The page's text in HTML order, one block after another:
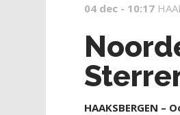
04 dec - 10:17
HAAKSBERGEN